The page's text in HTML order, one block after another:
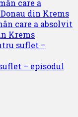
care a
din Krems
care a absolvit
Krems
suflet –
– episodul